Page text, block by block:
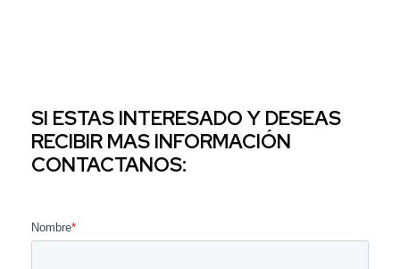
SI ESTAS INTERESADO Y DESEAS
RECIBIR MAS INFORMACIÓN
CONTACTANOS: